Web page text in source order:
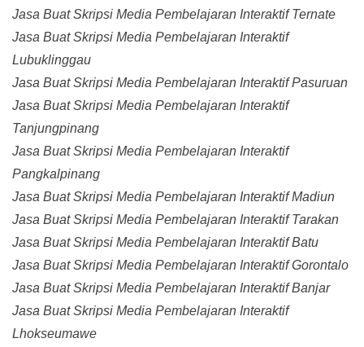
Jasa Buat Skripsi Media Pembelajaran Interaktif Ternate
Jasa Buat Skripsi Media Pembelajaran Interaktif
Lubuklinggau
Jasa Buat Skripsi Media Pembelajaran Interaktif Pasuruan
Jasa Buat Skripsi Media Pembelajaran Interaktif
Tanjungpinang
Jasa Buat Skripsi Media Pembelajaran Interaktif
Pangkalpinang
Jasa Buat Skripsi Media Pembelajaran Interaktif Madiun
Jasa Buat Skripsi Media Pembelajaran Interaktif Tarakan
Jasa Buat Skripsi Media Pembelajaran Interaktif Batu
Jasa Buat Skripsi Media Pembelajaran Interaktif Gorontalo
Jasa Buat Skripsi Media Pembelajaran Interaktif Banjar
Jasa Buat Skripsi Media Pembelajaran Interaktif
Lhokseumawe